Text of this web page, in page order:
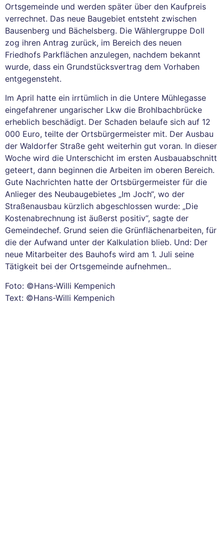
Ortsgemeinde und werden später über den Kaufpreis
verrechnet. Das neue Baugebiet entsteht zwischen
Bausenberg und Bächelsberg. Die Wählergruppe Doll
zog ihren Antrag zurück, im Bereich des neuen
Friedhofs Parkflächen anzulegen, nachdem bekannt
wurde, dass ein Grundstücksvertrag dem Vorhaben
entgegensteht.
Im April hatte ein irrtümlich in die Untere Mühlegasse
eingefahrener ungarischer Lkw die Brohlbachbrücke
erheblich beschädigt. Der Schaden belaufe sich auf 12
000 Euro, teilte der Ortsbürgermeister mit. Der Ausbau
der Waldorfer Straße geht weiterhin gut voran. In dieser
Woche wird die Unterschicht im ersten Ausbauabschnitt
geteert, dann beginnen die Arbeiten im oberen Bereich.
Gute Nachrichten hatte der Ortsbürgermeister für die
Anlieger des Neubaugebietes „Im Joch“, wo der
Straßenausbau kürzlich abgeschlossen wurde: „Die
Kostenabrechnung ist äußerst positiv“, sagte der
Gemeindechef. Grund seien die Grünflächenarbeiten, für
die der Aufwand unter der Kalkulation blieb. Und: Der
neue Mitarbeiter des Bauhofs wird am 1. Juli seine
Tätigkeit bei der Ortsgemeinde aufnehmen..
Foto: ©Hans-Willi Kempenich
Text: ©Hans-Willi Kempenich